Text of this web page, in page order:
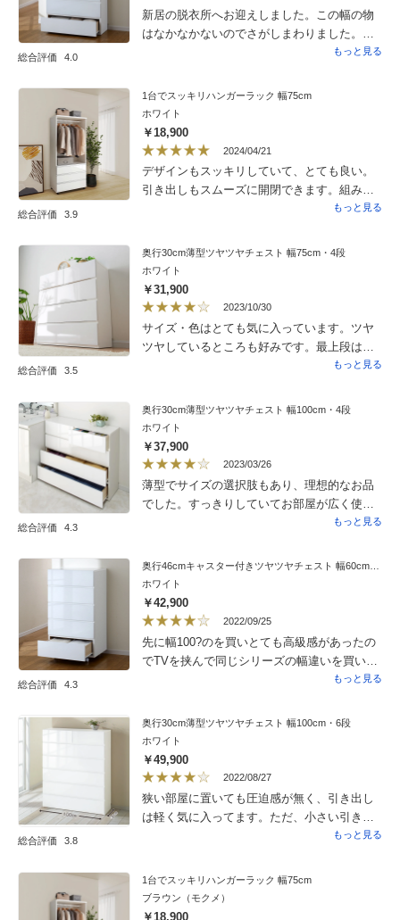
らしました。
総合評価 4.0
新居の脱衣所へお迎えしました。この幅の物
はなかなかないのでさがしまわりました。も
ちろん作りは素晴らしいです。美しいです。
時にかなりの音がします…私が悪いのです
が…主婦ならでは、ながらで、流れのまま閉
めるとソフトクローズなどはないのでバン、
バンとしまります…。私が悪いんです…しか
し音が…クッションシートなどを貼ろうか？
と考えています。大事に長く使いたいのでバ
ンと衝撃があると…よくないなーと。ゆっく
すが…主婦なら膝でしめる方ほとんどですよ
ね？ね？？と思い…記録させていただきま
す。
もっと見る
総合評価 3.9
1台でスッキリハンガーラック 幅75cm
ホワイト
￥18,900
2024/04/21
デザインもスッキリしていて、とても良い。
引き出しもスムーズに開閉できます。組み立
ては依頼しましたが、2人でやってくださり、
もっと見る
総合評価 3.5
奥行30cm薄型ツヤツヤチェスト 幅75cm・4段
ホワイト
￥31,900
2023/10/30
サイズ・色はとても気に入っています。ツヤ
ツヤしているところも好みです。最上段は
レールがついていないので開けづらい上、ス
ともあり、子どもは少し手間取っています。
下の段はレールがついていて開けやすいで
す。が、フルスライドレールではないので、
奥の方はしまいにくいです。これは収納力を
考えると仕方がないと思っています。全体的
には概ね気に入っていて、もう一つ購入しよ
もっと見る
総合評価 4.3
奥行30cm薄型ツヤツヤチェスト 幅100cm・4段
ホワイト
￥37,900
2023/03/26
薄型でサイズの選択肢もあり、理想的なお品
でした。すっきりしていてお部屋が広く使え
ます。洋服を縦に収納するとぴったり収まり
が、上の段にもレールがあればスムーズに引
き出しが動かせるのにと思います。
もっと見る
総合評価 4.3
奥行46cmキャスター付きツヤツヤチェスト 幅60cm・5段
ホワイト
￥42,900
2022/09/25
先に幅100?のを買いとても高級感があったの
でTVを挟んで同じシリーズの幅違いを買いま
もっと見る
総合評価 3.8
奥行30cm薄型ツヤツヤチェスト 幅100cm・6段
ホワイト
￥49,900
2022/08/27
狭い部屋に置いても圧迫感が無く、引き出し
は軽く気に入ってます。ただ、小さい引き出
しが滑りが少し悪いので大満足とまでは評価
もっと見る
1台でスッキリハンガーラック 幅75cm
ブラウン（モクメ）
￥18,900